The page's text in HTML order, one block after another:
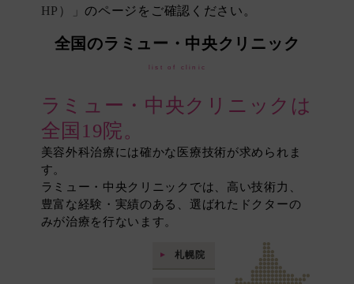
HP）」のページをご確認ください。
全国のラミュー・中央クリニック
list of clinic
ラミュー・中央クリニックは
全国19院。
美容外科治療には確かな医療技術が求められま
す。
ラミュー・中央クリニックでは、高い技術力、
豊富な経験・実績のある、選ばれたドクターの
みが治療を行ないます。
札幌院